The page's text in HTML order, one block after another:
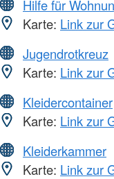
Hilfe für
Karte: Link zur
Jugendrotkreuz
Karte: Link zur
Kleidercontainer
Karte: Link zur
Kleiderkammer
Karte: Link zur